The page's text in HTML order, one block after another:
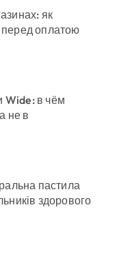
як
оплатою
Wide: в чём
не в
пастила
здорового